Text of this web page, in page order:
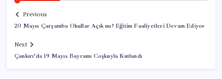
Previous
20 Mayıs Çarşamba Okullar Açık mı? Eğitim Faaliyetleri Devam Ediyor
Next
Çankırı’da 19 Mayıs Bayramı Coşkuyla Kutlandı